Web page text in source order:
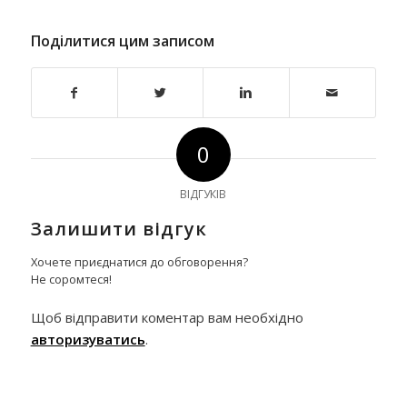
Поділитися цим записом
0
ВІДГУКІВ
Залишити відгук
Хочете приєднатися до обговорення?
Не соромтеся!
Щоб відправити коментар вам необхідно
авторизуватись.